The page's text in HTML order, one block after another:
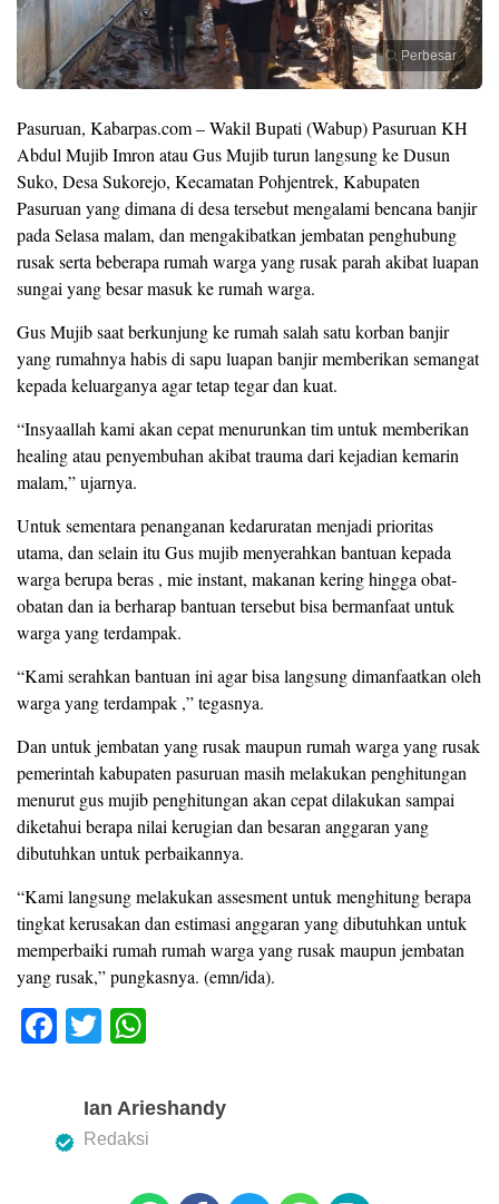
Perbesar
Pasuruan, Kabarpas.com – Wakil Bupati (Wabup) Pasuruan KH
Abdul Mujib Imron atau Gus Mujib turun langsung ke Dusun
Suko, Desa Sukorejo, Kecamatan Pohjentrek, Kabupaten
Pasuruan yang dimana di desa tersebut mengalami bencana banjir
pada Selasa malam, dan mengakibatkan jembatan penghubung
rusak serta beberapa rumah warga yang rusak parah akibat luapan
sungai yang besar masuk ke rumah warga.
Gus Mujib saat berkunjung ke rumah salah satu korban banjir
yang rumahnya habis di sapu luapan banjir memberikan semangat
kepada keluarganya agar tetap tegar dan kuat.
“Insyaallah kami akan cepat menurunkan tim untuk memberikan
healing atau penyembuhan akibat trauma dari kejadian kemarin
malam,” ujarnya.
Untuk sementara penanganan kedaruratan menjadi prioritas
utama, dan selain itu Gus mujib menyerahkan bantuan kepada
warga berupa beras , mie instant, makanan kering hingga obat-
obatan dan ia berharap bantuan tersebut bisa bermanfaat untuk
warga yang terdampak.
“Kami serahkan bantuan ini agar bisa langsung dimanfaatkan oleh
warga yang terdampak ,” tegasnya.
Dan untuk jembatan yang rusak maupun rumah warga yang rusak
pemerintah kabupaten pasuruan masih melakukan penghitungan
menurut gus mujib penghitungan akan cepat dilakukan sampai
diketahui berapa nilai kerugian dan besaran anggaran yang
dibutuhkan untuk perbaikannya.
“Kami langsung melakukan assesment untuk menghitung berapa
tingkat kerusakan dan estimasi anggaran yang dibutuhkan untuk
memperbaiki rumah rumah warga yang rusak maupun jembatan
yang rusak,” pungkasnya. (emn/ida).
F
e
T
tt
er
at
s
Ian Arieshandy
Redaksi